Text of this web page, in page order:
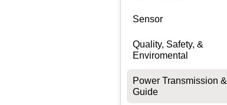
Sensor
Quality, Safety, &
Enviromental
Power Transmission &
Guide